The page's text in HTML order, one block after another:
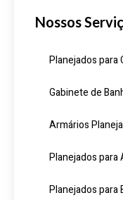
Nossos
Planejados para
Gabinete de
Armários
Planejados para
Planejados para